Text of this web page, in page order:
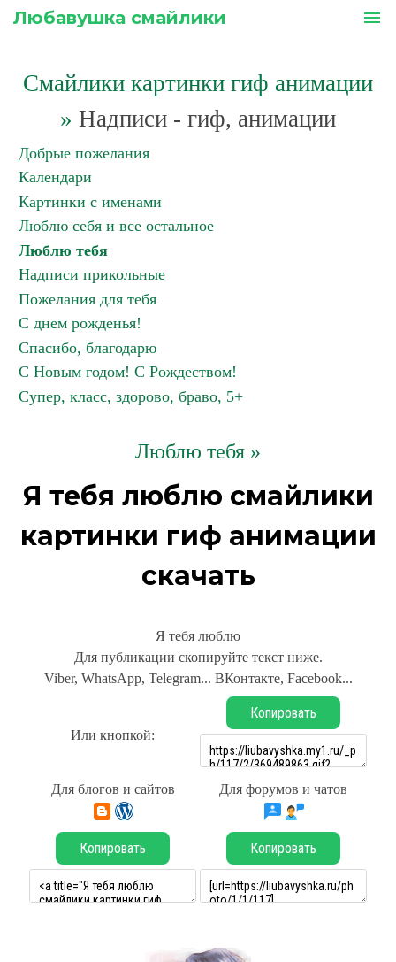
Любавушка смайлики menu
Смайлики картинки гиф анимации
» Надписи - гиф, анимации
Добрые пожелания
Календари
Картинки с именами
Люблю себя и все остальное
Люблю тебя
Надписи прикольные
Пожелания для тебя
С днем рожденья!
Спасибо, благодарю
С Новым годом! С Рождеством!
Супер, класс, здорово, браво, 5+
Люблю тебя »
Я тебя люблю смайлики
картинки гиф анимации
скачать
Я тебя люблю
Для публикации скопируйте текст ниже.
Viber, WhatsApp, Telegram... ВКонтакте, Facebook...
Или кнопкой:
Копировать
Для блогов и сайтов Для форумов и чатов
Копировать Копировать